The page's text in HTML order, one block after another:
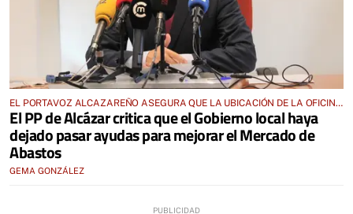
EL PORTAVOZ ALCAZAREÑO ASEGURA QUE LA UBICACIÓN DE LA OFICINA
DE TURISMO “NO PUEDE SER ESA”
El PP de Alcázar critica que el Gobierno local haya
dejado pasar ayudas para mejorar el Mercado de
Abastos
GEMA GONZÁLEZ